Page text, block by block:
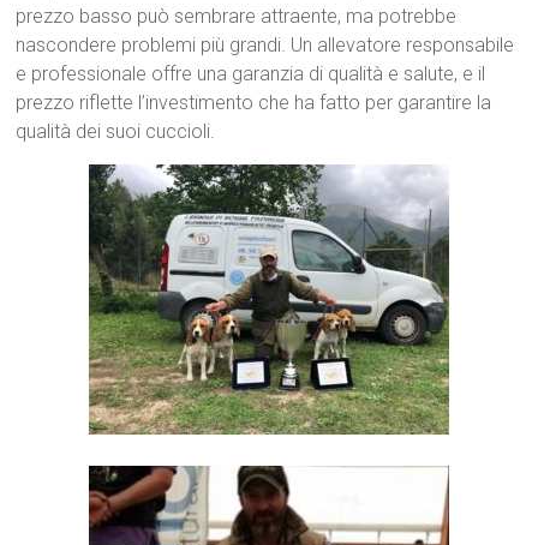
prezzo basso può sembrare attraente, ma potrebbe
nascondere problemi più grandi. Un allevatore responsabile
e professionale offre una garanzia di qualità e salute, e il
prezzo riflette l’investimento che ha fatto per garantire la
qualità dei suoi cuccioli.